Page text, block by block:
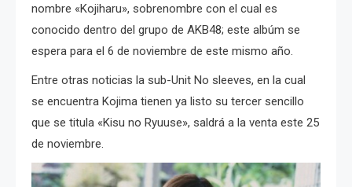
nombre «Kojiharu», sobrenombre con el cual es
conocido dentro del grupo de AKB48; este albúm se
espera para el 6 de noviembre de este mismo año.
Entre otras noticias la sub-Unit No sleeves, en la cual
se encuentra Kojima tienen ya listo su tercer sencillo
que se titula «Kisu no Ryuuse», saldrá a la venta este 25
de noviembre.